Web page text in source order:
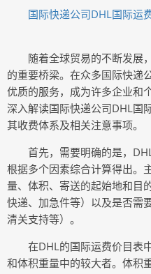
国际快递公司DHL国际运
随着全球贸易的不断发展
的重要桥梁。在众多国际快递
优质的服务，成为许多企业和
深入解读国际快递公司DHL国
其收费体系及相关注意事项。
首先，需要明确的是，
根据多个因素综合计算得出。
量、体积、寄送的起始地和目
快递、加急件等）以及是否需
清关支持等）。
在DHL的国际运费价目表
和体积重量中的较大者。体积